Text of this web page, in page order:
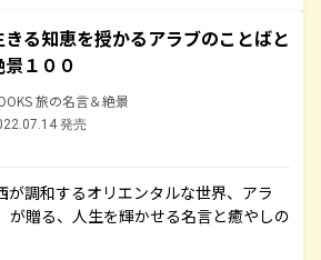
きる知恵を授かるアラブのことばと
景１００
旅の名言＆絶景
発売
が調和するオリエンタルな世界、アラ
が贈る、人生を輝かせる名言と癒やしの